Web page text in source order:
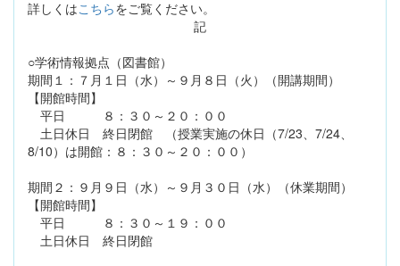
詳しくはこちらをご覧ください。
記
○学術情報拠点（図書館）
期間１：７月１日（水）～９月８日（火）（開講期間）
【開館時間】
平日 ８：３０～２０：００
土日休日 終日閉館 （授業実施の休日（7/23、7/24、
8/10）は開館：８：３０～２０：００）
期間２：９月９日（水）～９月３０日（水）（休業期間）
【開館時間】
平日 ８：３０～１９：００
土日休日 終日閉館